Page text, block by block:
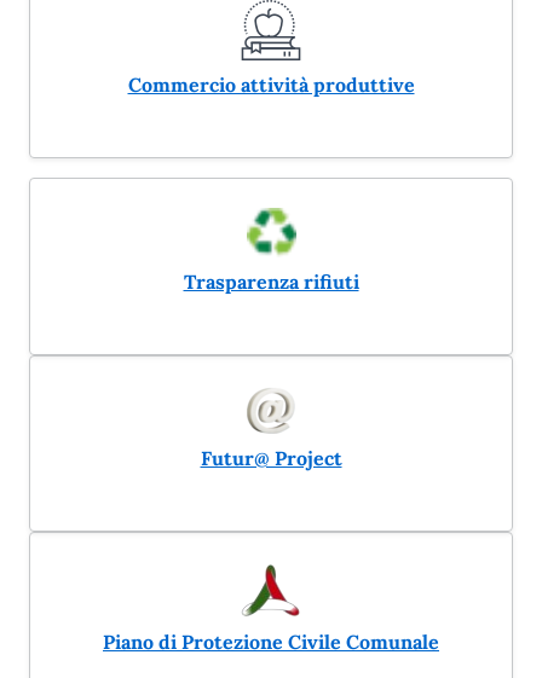
Commercio attività produttive
Trasparenza rifiuti
Futur@ Project
Piano di Protezione Civile Comunale